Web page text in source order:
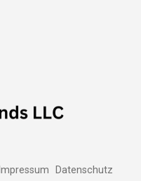
Impressum Datenschutz